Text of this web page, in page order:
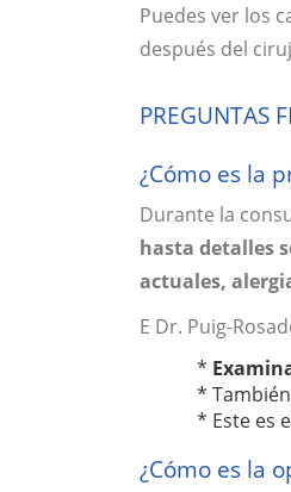
Puedes ver los
después del
PREGUNTAS
¿Cómo es la
Durante la
hasta detalles
actuales,
E Dr. Puig-
*
*
* Este es
¿Cómo es la